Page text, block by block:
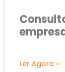
Ler Agora »